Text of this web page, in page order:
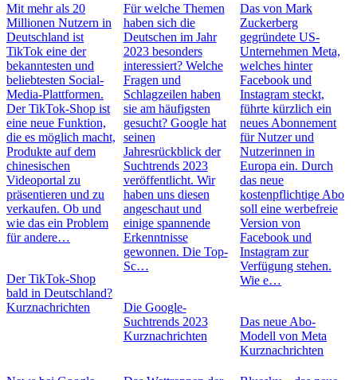
Mit mehr als 20
Millionen Nutzern in
Deutschland ist
TikTok eine der
bekanntesten und
beliebtesten Social-
Media-Plattformen.
Der TikTok-Shop ist
eine neue Funktion,
die es möglich macht,
Produkte auf dem
chinesischen
Videoportal zu
präsentieren und zu
verkaufen. Ob und
wie das ein Problem
für andere…
Der TikTok-Shop
bald in Deutschland?
Kurznachrichten
Für welche Themen
haben sich die
Deutschen im Jahr
2023 besonders
interessiert? Welche
Fragen und
Schlagzeilen haben
sie am häufigsten
gesucht? Google hat
seinen
Jahresrückblick der
Suchtrends 2023
veröffentlicht. Wir
haben uns diesen
angeschaut und
einige spannende
Erkenntnisse
gewonnen. Die Top-
Sc…
Die Google-
Suchtrends 2023
Kurznachrichten
Das von Mark
Zuckerberg
gegründete US-
Unternehmen Meta,
welches hinter
Facebook und
Instagram steckt,
führte kürzlich ein
neues Abonnement
für Nutzer und
Nutzerinnen in
Europa ein. Durch
das neue
kostenpflichtige Abo
soll eine werbefreie
Version von
Facebook und
Instagram zur
Verfügung stehen.
Wie e…
Das neue Abo-
Modell von Meta
Kurznachrichten